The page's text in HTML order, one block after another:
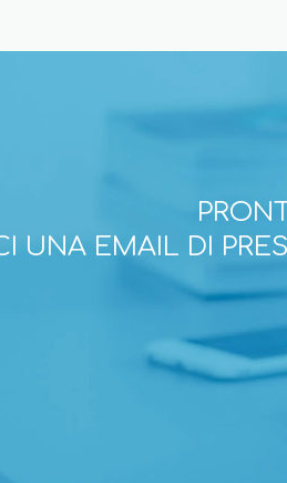
UNA EMAIL DI